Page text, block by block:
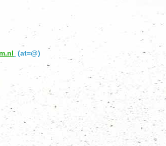
(at=@)